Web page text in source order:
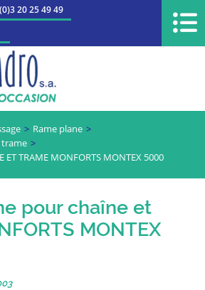
20 25 49 49
Rame plane
trame
ET TRAME MONFORTS MONTEX 5000
pour chaîne et
MONTEX